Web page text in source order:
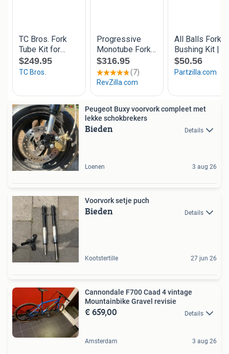
Peugeot Buxy voorvork compleet met
lekke schokbrekers
Bieden Details
Loenen 3 aug 26
Voorvork setje puch
Bieden Details
Kootstertille 27 jun 26
Cannondale F700 Caad 4 vintage
Mountainbike Gravel revisie
€ 659,00 Details
Amsterdam 3 aug 26